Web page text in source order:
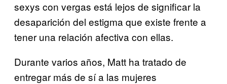
sexys con vergas está lejos de significar la
desaparición del estigma que existe frente a
tener una relación afectiva con ellas.
Durante varios años, Matt ha tratado de
entregar más de sí a las mujeres